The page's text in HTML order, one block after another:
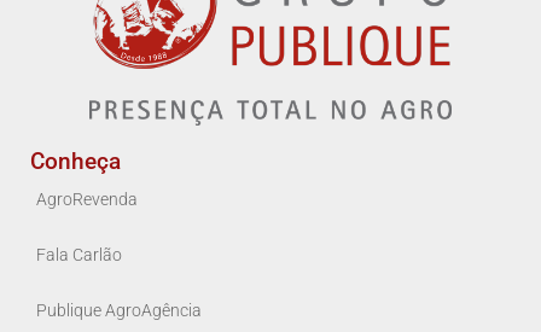
Conheça
AgroRevenda
Fala Carlão
Publique AgroAgência